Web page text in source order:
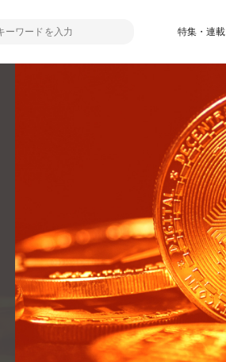
特集・連載